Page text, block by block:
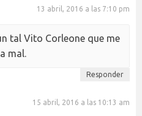
13 abril, 2016 a las 7:10 pm
tal Vito Corleone que me
mal.
Responder
15 abril, 2016 a las 10:13 am